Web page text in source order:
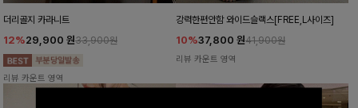
더리골지 카라니트
12%29,900 원33,900원
리뷰 카운트 영역
강력한편안함 와이드슬랙스[FREE,L사이즈]
10%37,800 원41,900원
리뷰 카운트 영역